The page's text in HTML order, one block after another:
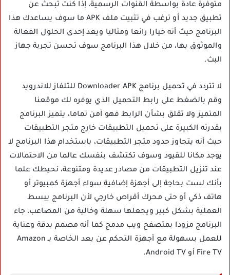
متوفرة عادة بواسطة القنوات الرسمية، إذا كنت تبحث عن
تطبيق جديد أو ترغب في تثبيت ملف APK ما سوف يساعدك هذا
البرنامج حيث أنه خيارا رائعا ومثاليا ويعد إحدى الحلول الفعالة
والموثوق بها، من خلال هذا البرنامج سوف تحسن تجربة جهاز
البث.
لا تتردد في تحميل برنامج Downloader APK للتلفاز للاندرويد
وقم بالضغط على رابط التحميل الذي يوفره لك موقعنا
المتميز ولا تقلق بشأن الرابط فهو آمن تماما، يتميز البرنامج
بقدرته الكبيرة على تحميل التطبيقات خارج متجر التطبيقات
حيث أنه يتجاوز حدود متجر التطبيقات، باستخدام هذا البرنامج لا
يوجد مكانا للقيود وسوف تكتشف بنفسك عالما من الاحتمالات
عند تنزيل التطبيقات من مصادر عديدة ومتنوعة، نحيطك علما
بأنك لست بحاجة إلى أجهزة إضافية سواء أجهزة كمبيوتر أو
هاتف ذكي أو حتى محرك أقراص خارجي لأن البرنامج يبسط
العملية بشكل كبير ويجعلها سهلة وخالية من المصاعب، جاء
البرنامج مزودا بمتصفح ويب مدمج كما أنه مصمم بدقة وعناية
للعمل بسهولة مع أجهزة التحكم عن بعد الخاصة بـ Amazon
Fire TV أو Android TV.